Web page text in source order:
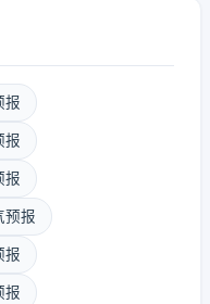
报
报
报
预报
报
报